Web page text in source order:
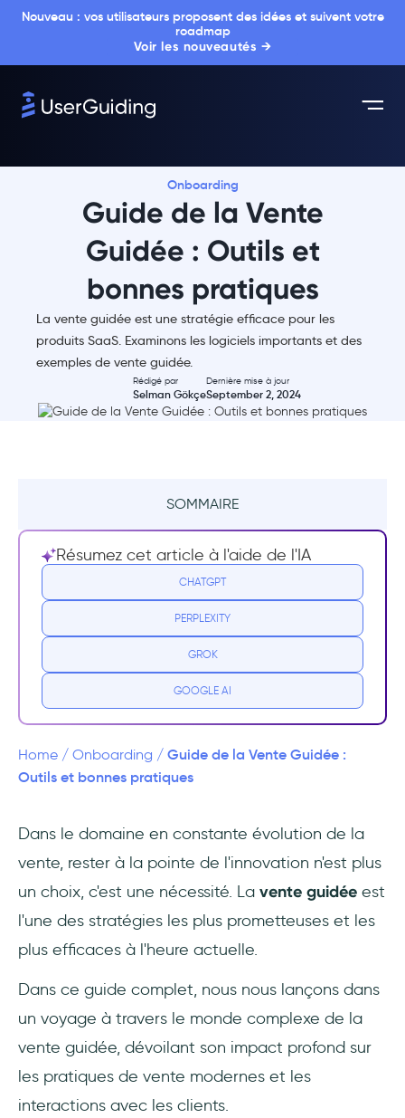
Nouveau : vos utilisateurs proposent des idées et suivent votre
roadmap
Voir les nouveautés →
Onboarding
Guide de la Vente
Guidée : Outils et
bonnes pratiques
La vente guidée est une stratégie efficace pour les
produits SaaS. Examinons les logiciels importants et des
exemples de vente guidée.
Rédigé par
Selman Gökçe
Dernière mise à jour
September 2, 2024
SOMMAIRE
Résumé
Qu'est-ce que la vente guidée ?
1. Personnalisation et approche centrée sur le
2. Idées fondées sur les données
4. Recommandations personnalisées
6. Assistance en temps réel
7. Rationalisation des achats
8. Engagement après la vente
Vente guidée vs. vente traditionnelle
2. Efficacité
Résumez cet article à l'aide de l'IA
CHATGPT
PERPLEXITY
GROK
GOOGLE AI
Home / Onboarding / Guide de la Vente Guidée :
Outils et bonnes pratiques
Dans le domaine en constante évolution de la
vente, rester à la pointe de l'innovation n'est plus
un choix, c'est une nécessité. La vente guidée est
l'une des stratégies les plus prometteuses et les
plus efficaces à l'heure actuelle.
Dans ce guide complet, nous nous lançons dans
un voyage à travers le monde complexe de la
vente guidée, dévoilant son impact profond sur
les pratiques de vente modernes et les
interactions avec les clients.